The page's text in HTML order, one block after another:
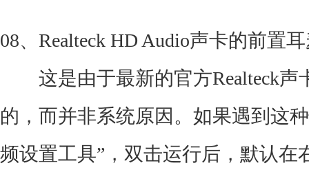
08、Realteck HD Audio声卡的前置
这是由于最新的官方Realteck声
的，而并非系统原因。如果遇到这
频设置工具”，双击运行后，默认在